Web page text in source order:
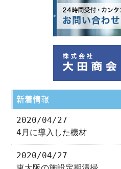
新着情報
2020/04/27
4月に導入した機材
2020/04/27